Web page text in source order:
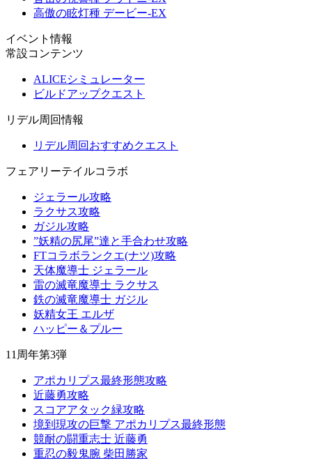
高傲の眩灯種 デービー-EX
イベント情報
常設コンテンツ
ALICEシミュレーター
ビルドアップクエスト
リデル周回情報
リデル周回おすすめクエスト
フェアリーテイルコラボ
ジェラール攻略
ラクサス攻略
ガジル攻略
”妖精の尻尾”達と手合わせ攻略
FTコラボランクエ(ナツ)攻略
天体魔導士 ジェラール
雷の滅竜魔導士 ラクサス
鉄の滅竜魔導士 ガジル
妖精女王 エルザ
ハッピー＆プルー
11周年第3弾
アポカリプス最終形態攻略
近藤勇攻略
スコアアタック緑攻略
境到現攻の巨撃 アポカリプス最終形態
競耐の闘重志士 近藤勇
重忍の毅鬼腕 柴田勝家